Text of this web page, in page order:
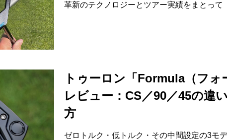
革新のテクノロジーとツアー実績をまとって
トゥーロン「Formula（フ
レビュー：CS／90／45の違
方
ゼロトルク・低トルク・その中間設定の3モ